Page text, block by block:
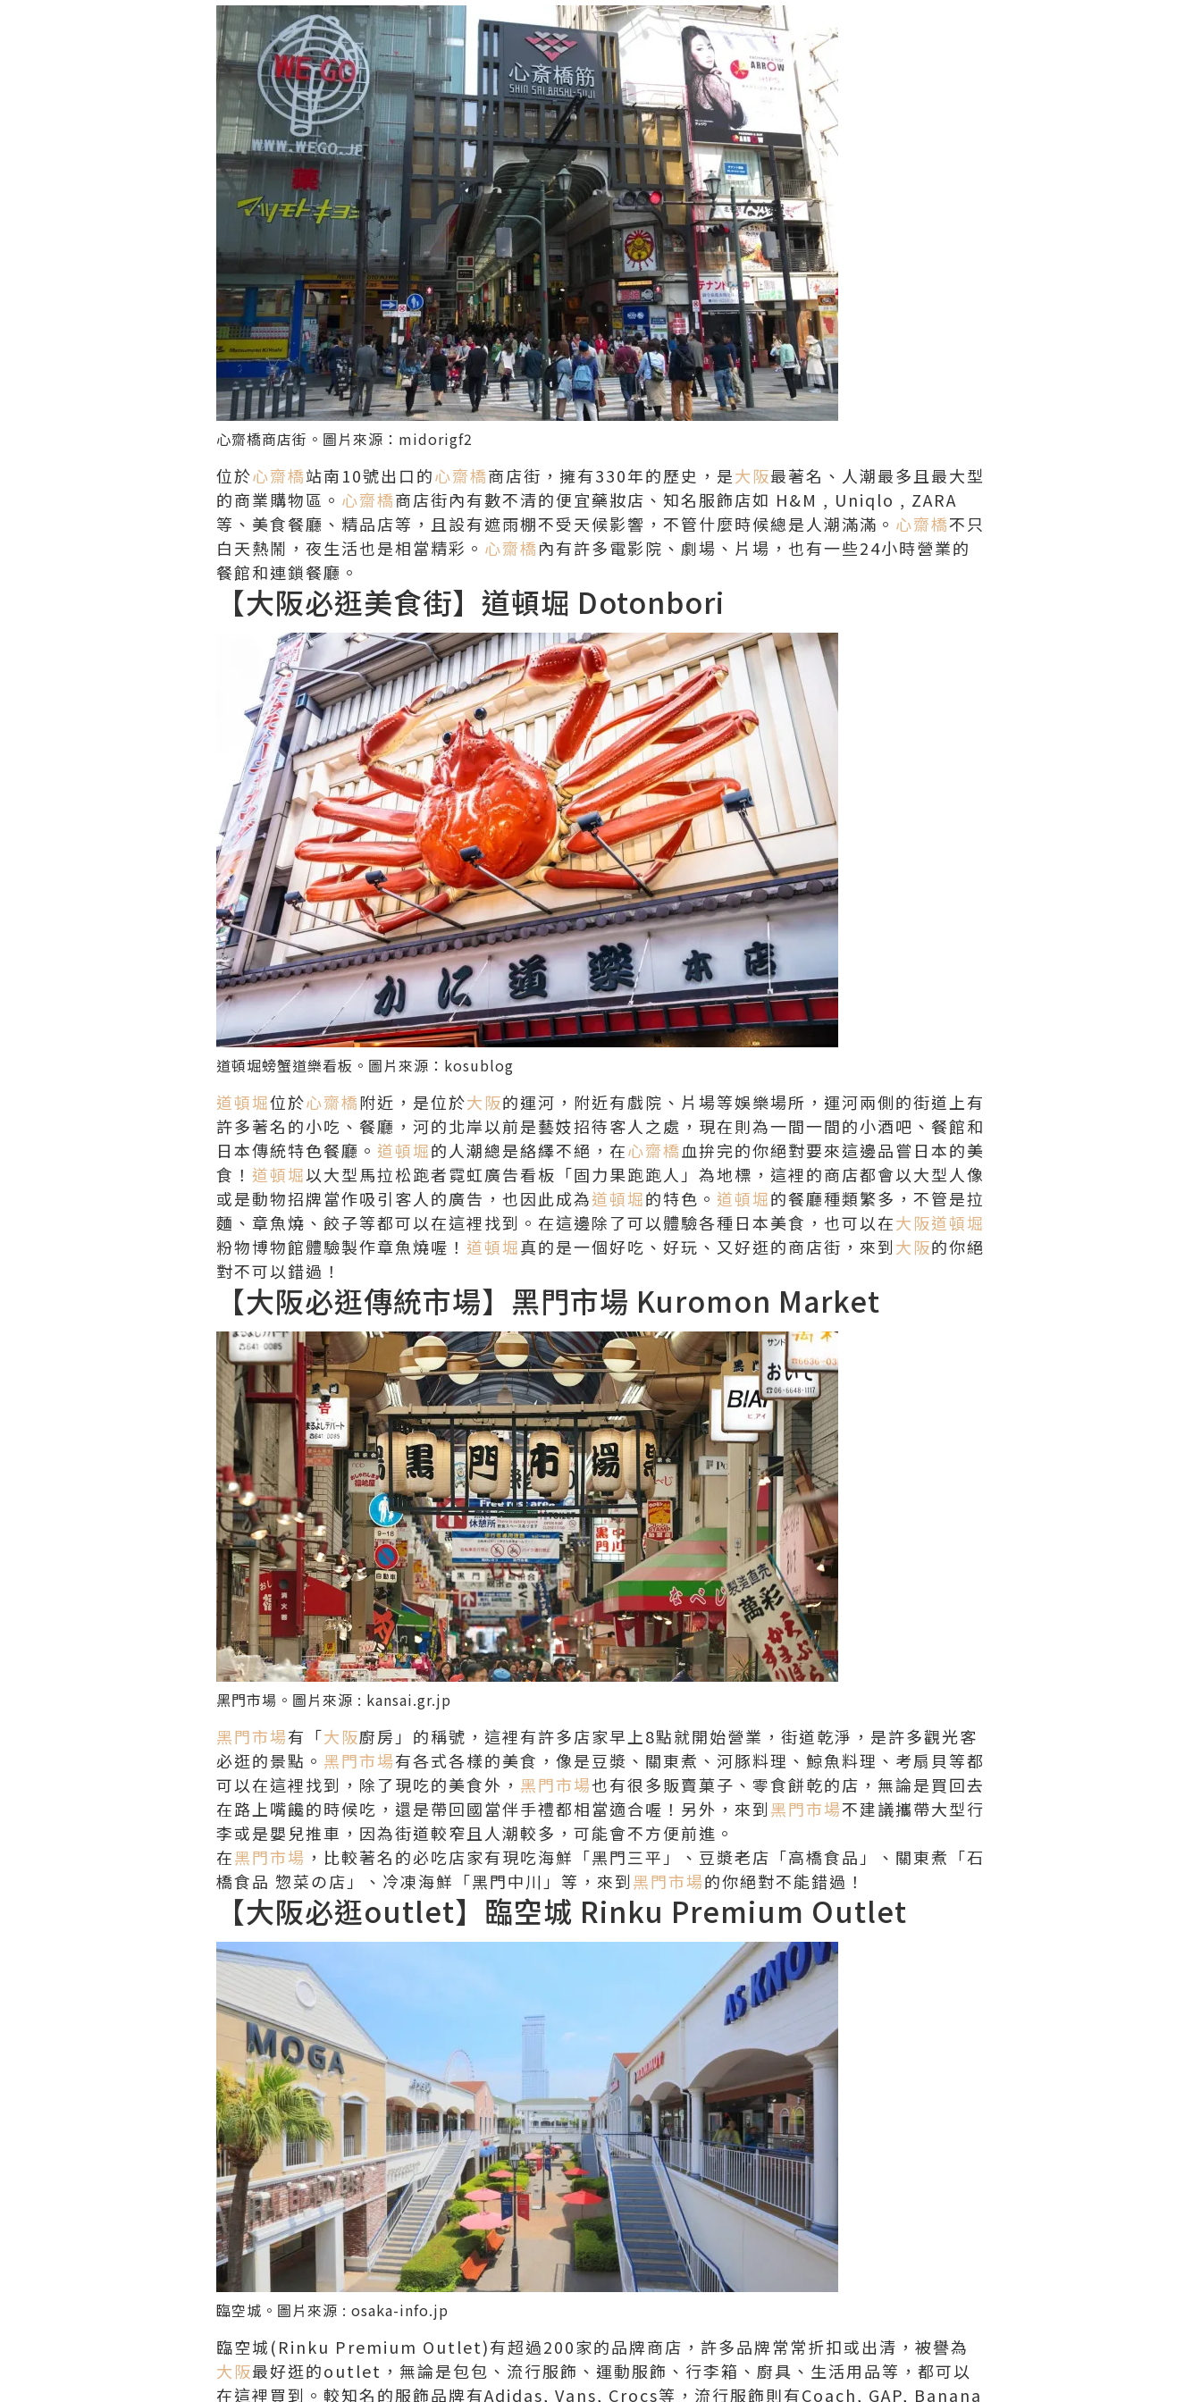
心齋橋商店街。圖片來源： midorigf2
位於心齋橋站南10號出口的心齋橋商店街，擁有330年的歷史，是大阪最著名、人潮最多且最大型
的商業購物區。 心齋橋商店街內有數不清的便宜藥妝店、知名服飾店如 H&M , Uniqlo , ZARA
等、美食餐廳、精品店等，且設有遮雨棚不受天候影響，不管什麼時候總是人潮滿滿。 心齋橋不只
白天熱鬧，夜生活也是相當精彩。 心齋橋內有許多電影院、劇場、片場，也有一些24小時營業的
餐館和連鎖餐廳。
【大阪必逛美食街】道頓堀 Dotonbori
道頓堀螃蟹道樂看板。圖片來源： kosublog
道頓堀位於心齋橋附近，是位於大阪的運河，附近有戲院、片場等娛樂場所，運河兩側的街道上有
許多著名的小吃、餐廳，河的北岸以前是藝妓招待客人之處，現在則為一間一間的小酒吧、餐館和
日本傳統特色餐廳。 道頓堀的人潮總是絡繹不絕，在心齋橋血拚完的你絕對要來這邊品嘗日本的美
食！ 道頓堀以大型馬拉松跑者霓虹廣告看板「固力果跑跑人」為地標，這裡的商店都會以大型人像
或是動物招牌當作吸引客人的廣告，也因此成為道頓堀的特色。 道頓堀的餐廳種類繁多，不管是拉
麵、章魚燒、餃子等都可以在這裡找到。在這邊除了可以體驗各種日本美食，也可以在大阪道頓堀
粉物博物館體驗製作章魚燒喔！ 道頓堀真的是一個好吃、好玩、又好逛的商店街，來到大阪的你絕
對不可以錯過！
【大阪必逛傳統市場】黑門市場 Kuromon Market
黑門市場 。圖片來源 : kansai.gr.jp
黑門市場有「大阪廚房」的稱號，這裡有許多店家早上8點就開始營業，街道乾淨，是許多觀光客
必逛的景點。 黑門市場有各式各樣的美食，像是豆漿、關東煮、河豚料理、鯨魚料理、考扇貝等都
可以在這裡找到，除了現吃的美食外， 黑門市場也有很多販賣菓子、零食餅乾的店，無論是買回去
在路上嘴饞的時候吃，還是帶回國當伴手禮都相當適合喔！另外，來到黑門市場不建議攜帶大型行
李或是嬰兒推車，因為街道較窄且人潮較多，可能會不方便前進。
在黑門市場 ，比較著名的必吃店家有現吃海鮮「黑門三平」、豆漿老店「高橋食品」、關東煮「石
橋食品 惣菜の店」、冷凍海鮮「黑門中川」等，來到黑門市場的你絕對不能錯過！
【大阪必逛outlet】臨空城 Rinku Premium Outlet
臨空城。圖片來源 : osaka-info.jp
臨空城(Rinku Premium Outlet)有超過200家的品牌商店，許多品牌常常折扣或出清，被譽為
大阪最好逛的outlet，無論是包包、流行服飾、運動服飾、行李箱、廚具、生活用品等，都可以
在這裡買到。較知名的服飾品牌有Adidas, Vans, Crocs等，流行服飾則有Coach, GAP, Banana